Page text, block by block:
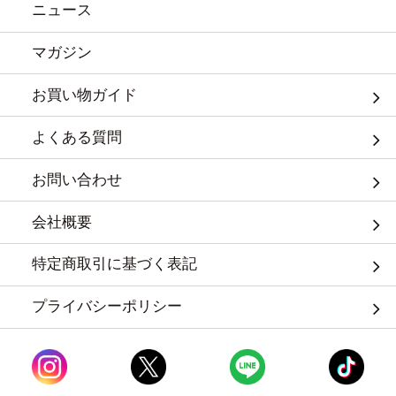
ニュース
マガジン
お買い物ガイド
よくある質問
お問い合わせ
会社概要
特定商取引に基づく表記
プライバシーポリシー